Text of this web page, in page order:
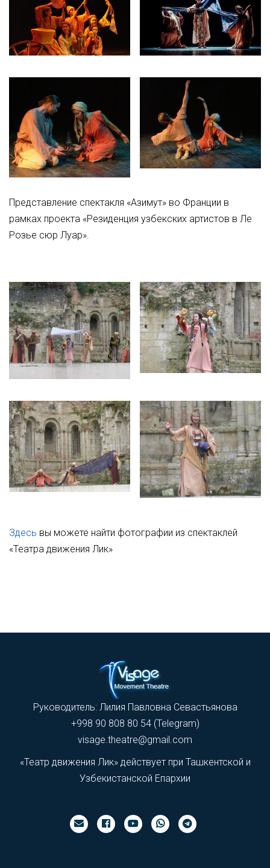
Представление спектакля «Азимут» во Франции в
рамках проекта «Резиденция узбекских артистов в Ле
Розье сюр Луар».
Здесь вы можете найти фотографии из спектаклей
«Театра движения Лик»
Руководитель: Лилия Павловна Севастьянова
+998 90 808 80 54 (Telegram)
visage.theatre@gmail.com
«Театр движения Лик» действует при Ташкентской и
Узбекистанской Епархии